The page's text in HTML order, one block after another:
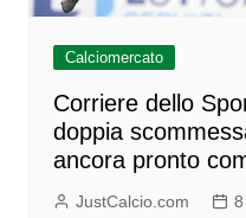
Calciomercato
Corriere dello
doppia
ancora pronto
JustCalcio.com